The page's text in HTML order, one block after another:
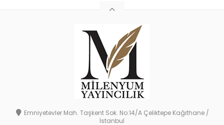
Emniyetevler Mah. Taşkent Sok. No:14/A Çeliktepe Kağıthane /
İstanbul